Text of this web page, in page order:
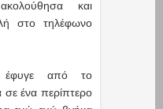
και
στο τηλέφωνο
έφυγε από το
σε ένα περίπτερο